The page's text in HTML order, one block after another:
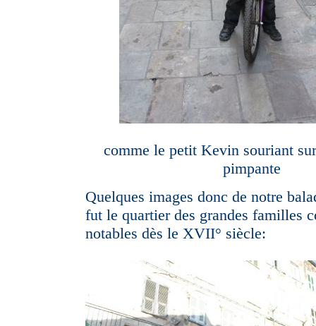
comme le petit Kevin souriant
pimpante
Quelques images donc de notre
fut le quartier des grandes familles
notables dès le XVII° siècle: